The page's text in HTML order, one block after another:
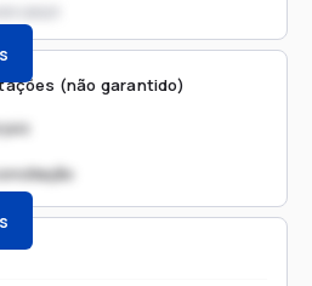
(não garantido)